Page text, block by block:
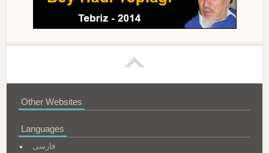
Other Websites
Languages
فارسی